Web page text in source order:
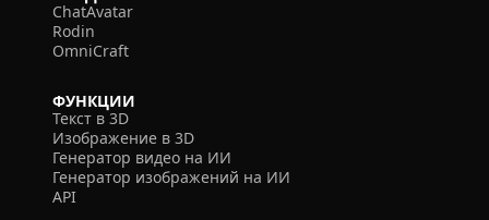
ChatAvatar
Rodin
OmniCraft
ФУНКЦИИ
Текст в 3D
Изображение в 3D
Генератор видео на ИИ
Генератор изображений на ИИ
API